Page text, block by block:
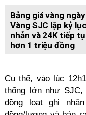
Bảng giá vàng
Vàng SJC lập kỷ
nhẫn và 24K tiếp
hơn 1 triệu đồng
Cụ thể, vào lúc
thống lớn như
đồng loạt ghi